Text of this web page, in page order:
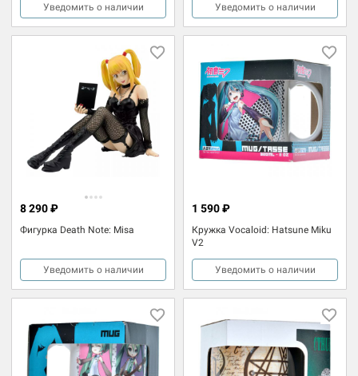
Уведомить о наличии Уведомить о наличии
Фигурка Death Note: Misa
8 290 ₽
Уведомить о наличии
Кружка Vocaloid: Hatsune Miku
V2
1 590 ₽
Уведомить о наличии